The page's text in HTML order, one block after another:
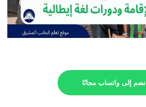
انضم إلى واتساب مجانًا